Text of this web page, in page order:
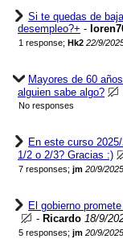
Si te quedas de
desempleo?+ -
1 response; Hk2 22/9/
Mayores de 60
alguien sabe algo?
No responses
En este curso
1/2 o 2/3? Gracias :)
7 responses; jm 20/9/
El gobierno
- Ricardo 18/9/
5 responses; jm 20/9/